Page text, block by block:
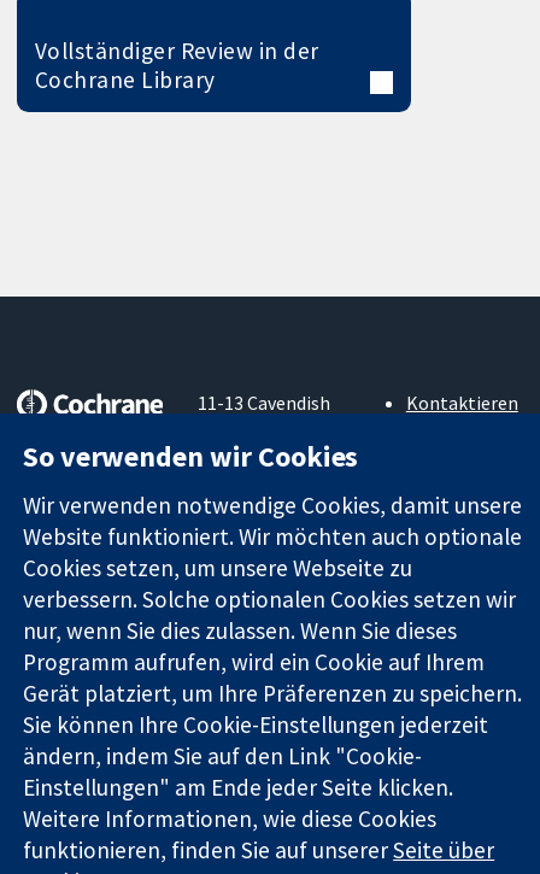
Vollständiger Review in der
Cochrane Library
Zuverlässige
Informierte
Entscheidungen
Bessere
Gesundheit
11-13 Cavendish
London
Vereinigtes
Königreich
Kontaktieren
Über uns
Cochrane
Library
Die Cochrane Collaboration ist eine gemeinützige Organisation
(Nr. 1045921) und in England und in Wales als eine Gesellschaft
mit beschränkter Haftung (Nr. 03044323) registriert.
Umsatzsteuer-Identifikationsnummer GB 718 2127 49.
Copyright © 2026 The Cochrane Collaboration
Bedingungen für die Webseite| Haftungsausschluss|
Datenschutz |Cookie-Richtlinien |Cookie-Einstellungen
So verwenden wir Cookies
Wir verwenden notwendige Cookies, damit unsere
Website funktioniert. Wir möchten auch optionale
Cookies setzen, um unsere Webseite zu
verbessern. Solche optionalen Cookies setzen wir
nur, wenn Sie dies zulassen. Wenn Sie dieses
Programm aufrufen, wird ein Cookie auf Ihrem
Gerät platziert, um Ihre Präferenzen zu speichern.
Sie können Ihre Cookie-Einstellungen jederzeit
ändern, indem Sie auf den Link "Cookie-
Einstellungen" am Ende jeder Seite klicken.
Weitere Informationen, wie diese Cookies
funktionieren, finden Sie auf unsererSeite über